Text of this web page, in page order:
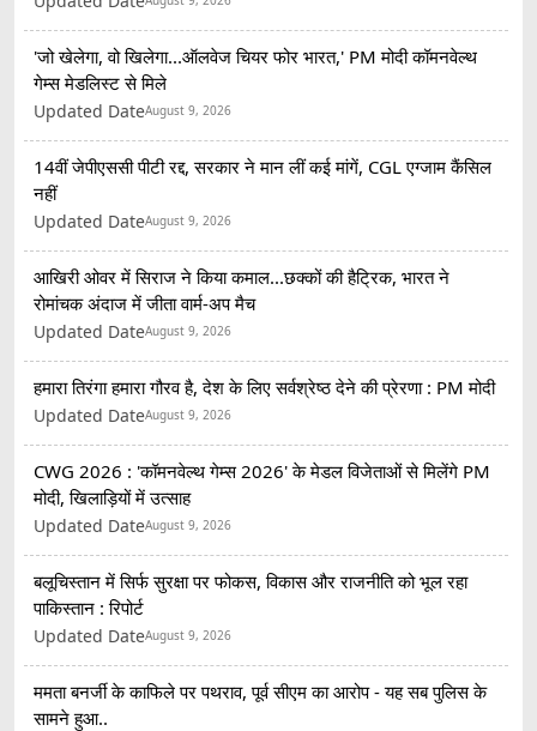
'जो खेलेगा, वो खिलेगा...ऑलवेज चियर फोर भारत,' PM मोदी कॉमनवेल्थ
गेम्स मेडलिस्ट से मिले
Updated DateAugust 9, 2026
14वीं जेपीएससी पीटी रद्द, सरकार ने मान लीं कई मांगें, CGL एग्जाम कैंसिल
नहीं
Updated DateAugust 9, 2026
आखिरी ओवर में सिराज ने किया कमाल...छक्कों की हैट्रिक, भारत ने
रोमांचक अंदाज में जीता वार्म-अप मैच
Updated DateAugust 9, 2026
हमारा तिरंगा हमारा गौरव है, देश के लिए सर्वश्रेष्ठ देने की प्रेरणा : PM मोदी
Updated DateAugust 9, 2026
CWG 2026 : 'कॉमनवेल्थ गेम्स 2026' के मेडल विजेताओं से मिलेंगे PM
मोदी, खिलाड़ियों में उत्साह
Updated DateAugust 9, 2026
बलूचिस्तान में सिर्फ सुरक्षा पर फोकस, विकास और राजनीति को भूल रहा
पाकिस्तान : रिपोर्ट
Updated DateAugust 9, 2026
ममता बनर्जी के काफिले पर पथराव, पूर्व सीएम का आरोप - यह सब पुलिस के
सामने हुआ..